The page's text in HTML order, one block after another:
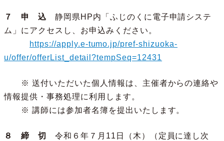
７ 申 込 静岡県HP内「ふじのくに電子申請システ
ム」にアクセスし、お申込みください。
https://apply.e-tumo.jp/pref-shizuoka-
u/offer/offerList_detail?tempSeq=12431
※ 送付いただいた個人情報は、主催者からの連絡や
情報提供・事務処理に利用します。
※ 講師には参加者名簿を提出いたします。
８ 締 切
令和６年７月11日（木）（定員に達し次